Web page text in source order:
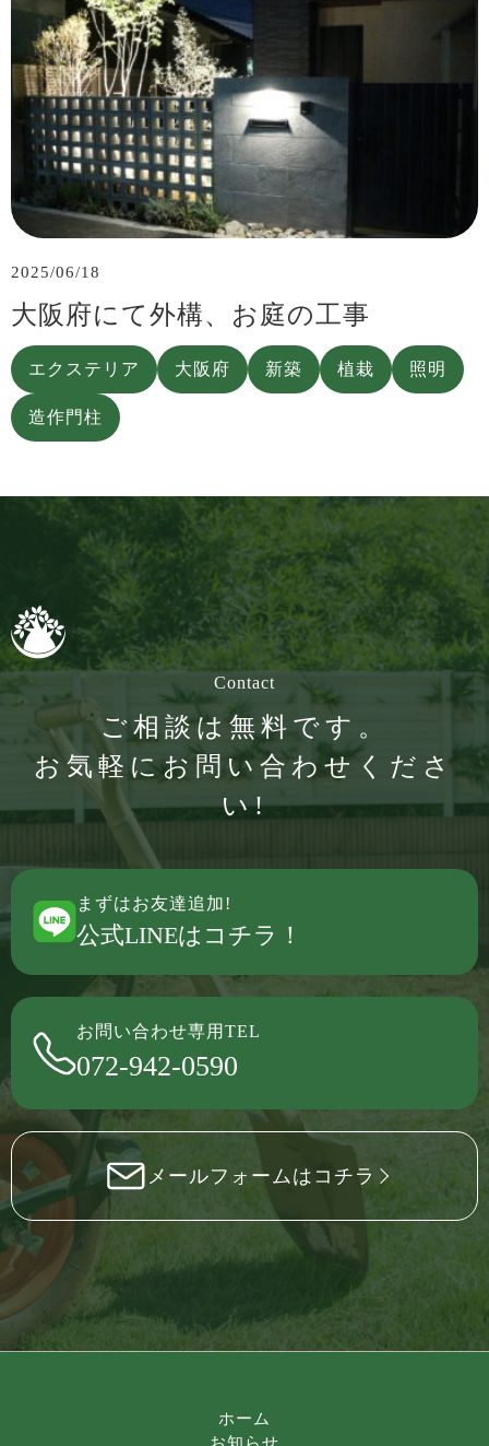
2025/06/18
大阪府にて外構、お庭の工事
エクステリア 大阪府 新築 植栽 照明
造作門柱
Contact
ご相談は無料です。
お気軽にお問い合わせくださ
い!
まずはお友達追加!
公式LINEはコチラ！
お問い合わせ専用TEL
072-942-0590
メールフォームはコチラ
ホーム